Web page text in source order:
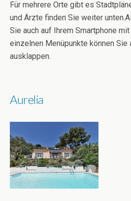
Für mehrere Orte gibt es
und Ärzte finden Sie weiter
Sie auch auf Ihrem Smartphone
einzelnen Menüpunkte können Sie
ausklappen.
Aurelia